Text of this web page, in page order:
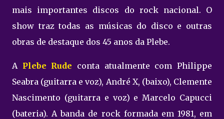
mais importantes discos do rock nacional. O
show traz todas as músicas do disco e outras
obras de destaque dos 45 anos da Plebe.
A Plebe Rude conta atualmente com Philippe
Seabra (guitarra e voz), André X, (baixo), Clemente
Nascimento (guitarra e voz) e Marcelo Capucci
(bateria). A banda de rock formada em 1981, em